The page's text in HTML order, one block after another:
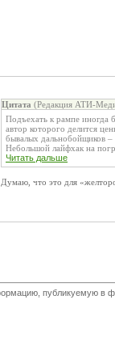
Цитата (Редакция АТИ-
Подъехать к рампе иногда
автор которого делится
бывалых дальнобойщиков
Небольшой лайфхак на
Читать дальше
Думаю, что это для
публикуемую